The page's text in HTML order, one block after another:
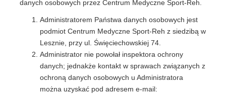
danych osobowych przez Centrum Medyczne Sport-Reh.
Administratorem Państwa danych osobowych jest
podmiot Centrum Medyczne Sport-Reh z siedzibą w
Lesznie, przy ul. Święciechowskiej 74.
Administrator nie powołał inspektora ochrony
danych; jednakże kontakt w sprawach związanych z
ochroną danych osobowych u Administratora
można uzyskać pod adresem e-mail: